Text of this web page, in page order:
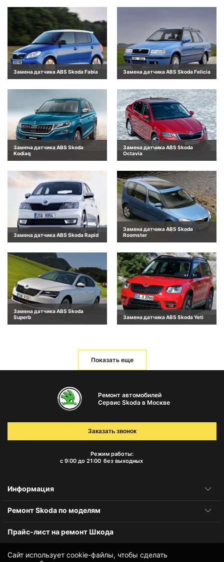
Замена датчика ABS Skoda Fabia Замена датчика ABS Skoda Felicia
Замена датчика ABS Skoda
Kodiaq
Замена датчика ABS Skoda
Octavia
Замена датчика ABS Skoda Rapid
Замена датчика ABS Skoda
Roomster
Замена датчика ABS Skoda
Superb
Замена датчика ABS Skoda Yeti
Показать еще
Сайт использует cookie-файлы, чтобы сделать
Ремонт автомобилей
Сервис Skoda в Москве
Режим работы:
с 9:00 до 21:00 без выходных
Заказать звонок
Информация
Ремонт Skoda по моделям
Прайс-лист на ремонт Шкода